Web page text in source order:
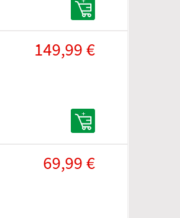
149,99 €
69,99 €